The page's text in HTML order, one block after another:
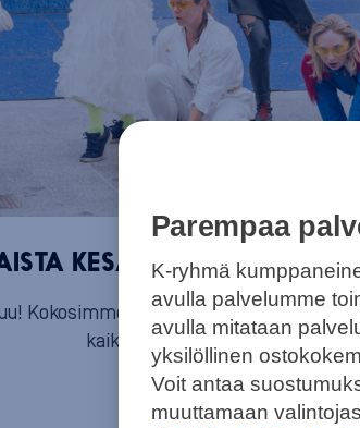
KESÄTEKEMISTÄ ITÄ-
Kokosimme listan Itä-Helsingin
kaikille avoimia ja maksuttomia.
Parempaa
K-ryhmä
avulla palvelumme
avulla mitataan
yksilöllinen
Voit antaa
muuttamaan